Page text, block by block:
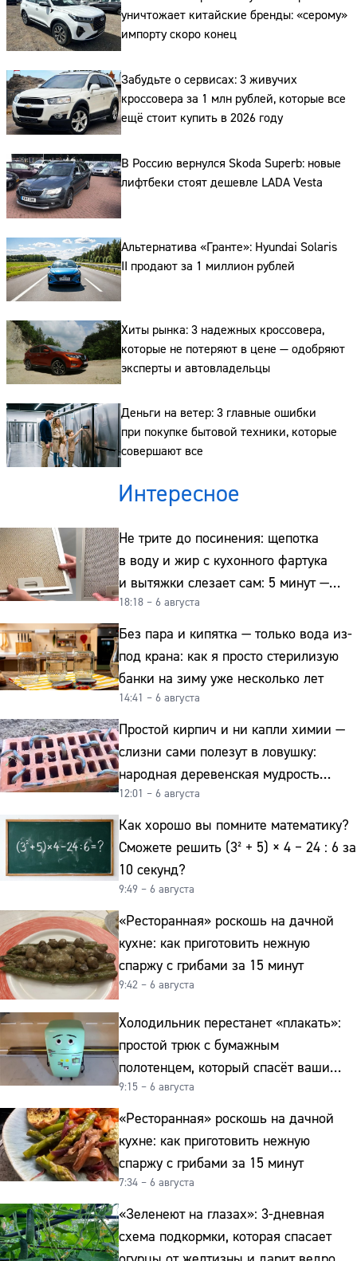
уничтожает китайские бренды: «серому»
импорту скоро конец
Забудьте о сервисах: 3 живучих
кроссовера за 1 млн рублей, которые все
ещё стоит купить в 2026 году
В Россию вернулся Skoda Superb: новые
лифтбеки стоят дешевле LADA Vesta
Альтернатива «Гранте»: Hyundai Solaris
II продают за 1 миллион рублей
Хиты рынка: 3 надежных кроссовера,
которые не потеряют в цене — одобряют
эксперты и автовладельцы
Деньги на ветер: 3 главные ошибки
при покупке бытовой техники, которые
совершают все
Интересное
Не трите до посинения: щепотка
в воду и жир с кухонного фартука
и вытяжки слезает сам: 5 минут —
и сверкает как новая
18:18 – 6 августа
Без пара и кипятка — только вода из-
под крана: как я просто стерилизую
банки на зиму уже несколько лет
14:41 – 6 августа
Простой кирпич и ни капли химии —
слизни сами полезут в ловушку:
народная деревенская мудрость
реально работает
12:01 – 6 августа
Как хорошо вы помните математику?
Сможете решить (3² + 5) × 4 − 24 : 6 за
10 секунд?
9:49 – 6 августа
«Ресторанная» роскошь на дачной
кухне: как приготовить нежную
спаржу с грибами за 15 минут
9:42 – 6 августа
Холодильник перестанет «плакать»:
простой трюк с бумажным
полотенцем, который спасёт ваши
овощи от гнили
9:15 – 6 августа
«Ресторанная» роскошь на дачной
кухне: как приготовить нежную
спаржу с грибами за 15 минут
7:34 – 6 августа
«Зеленеют на глазах»: 3-дневная
схема подкормки, которая спасает
Сайт:
Телефон: